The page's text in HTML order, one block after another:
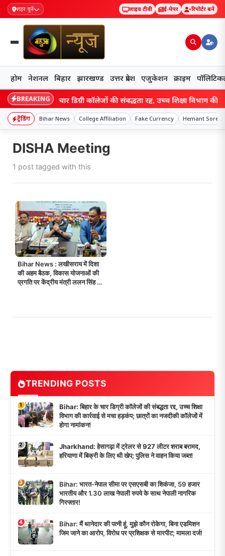
शहर चुनें लाइव टीवी ई-पेपर रिपोर्टर बनें
होम नेशनल बिहार झारखण्ड उत्तर प्रदेश एजुकेशन क्राइम
BREAKING
बिहार के चार डिग्री कॉलेजों की संबद्धता रद्द, उच्च शिक्षा विभाग की
ट्रेंडिंग Bihar News College Affiliation Fake Currency Hemant Soren
DISHA Meeting
1 post tagged with this
Bihar News : लखीसराय में दिशा
की अहम बैठक, विकास योजनाओं की
प्रगति पर केंद्रीय मंत्री ललन सिंह ने
TRENDING POSTS
1
Bihar: बिहार के चार डिग्री कॉलेजों की संबद्धता रद्द, उच्च शिक्षा
विभाग की कार्रवाई से मचा हड़कंप; छात्रों का नजदीकी कॉलेजों में
होगा नामांकन!
2
Jharkhand: हेसागढ़ा में ट्रेलर से 927 लीटर शराब बरामद,
हरियाणा में बिक्री के लिए थी खेप; पुलिस ने वाहन किया जब्त!
3
Bihar: भारत-नेपाल सीमा पर एसएसबी का शिकंजा, 59 हजार
भारतीय और 1.30 लाख नेपाली रुपये के साथ नेपाली नागरिक
गिरफ्तार!
4
Bihar: मैं थानेदार की पत्नी हूं, मुझे कौन रोकेगा, बिना एडमिशन
जिम जाने का आरोप, विरोध पर प्रशिक्षक से मारपीट; मामला दर्ज!